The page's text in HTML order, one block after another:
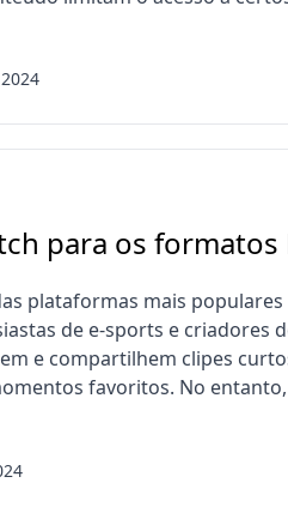
para os formatos
plataformas mais
de e-sports e criadores
e compartilhem clipes
favoritos. No